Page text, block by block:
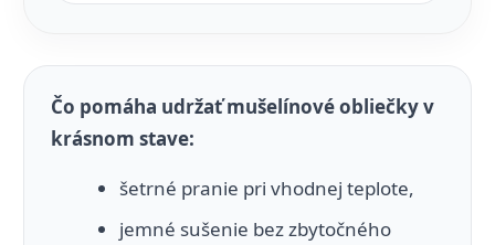
Čo pomáha udržať mušelínové obliečky v
krásnom stave:
šetrné pranie pri vhodnej teplote,
jemné sušenie bez zbytočného